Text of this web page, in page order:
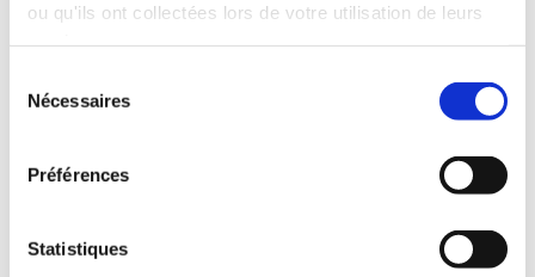
ou qu'ils ont collectées lors de votre utilisation de leurs
Nécessaires
Préférences
Statistiques
ASSURANCE
Franchise :1000 €